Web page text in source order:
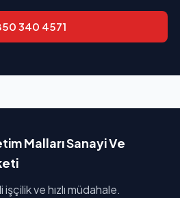
340 4571
Malları Sanayi Ve
ve hızlı müdahale.